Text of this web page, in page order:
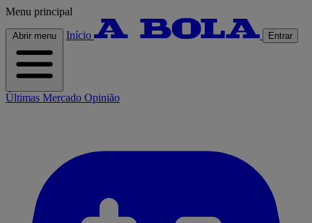
Menu principal
Abrir menu Início Entrar
Últimas Mercado Opinião